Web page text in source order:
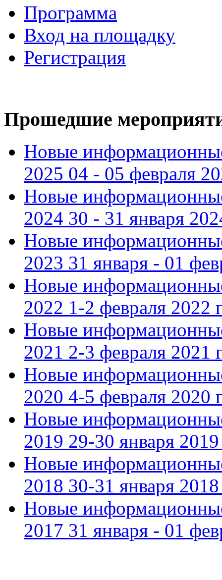
Программа
Вход на площадку
Регистрация
Прошедшие
Новые
2025 04 - 05 февраля
Новые
2024 30 - 31 января
Новые
2023 31 января - 01
Новые
2022 1-2 февраля 2022
Новые
2021 2-3 февраля 2021
Новые
2020 4-5 февраля 2020
Новые
2019 29-30 января 2019
Новые
2018 30-31 января 2018
Новые
2017 31 января - 01